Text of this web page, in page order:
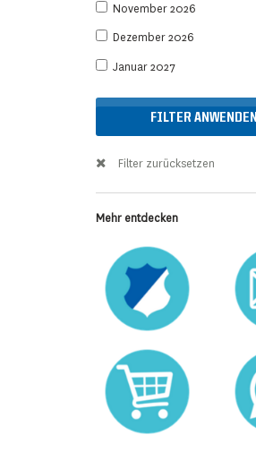
November 2026
Dezember 2026
Januar 2027
FILTER ANWENDEN
Filter zurücksetzen
Mehr entdecken